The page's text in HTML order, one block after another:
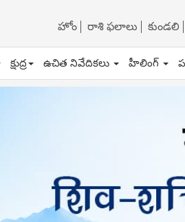
హోం రాశి ఫలాలు కుండలి
క్షుద్ర ఉచిత నివేదికలు హీలింగ్